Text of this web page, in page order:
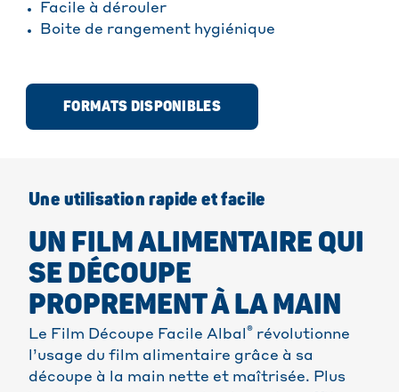
Facile à dérouler
Boite de rangement hygiénique
FORMATS DISPONIBLES
Une utilisation rapide et facile
UN FILM ALIMENTAIRE QUI
SE DÉCOUPE
PROPREMENT À LA MAIN
Le Film Découpe Facile Albal ® révolutionne
l’usage du film alimentaire grâce à sa
découpe à la main nette et maîtrisée. Plus